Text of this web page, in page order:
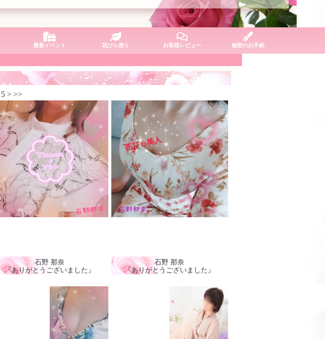
最新イベント 花びら便り お客様レビュー 秘密のお手紙
5 > >>
石野 那奈
『ありがとうございました』
石野 那奈
『ありがとうございました』